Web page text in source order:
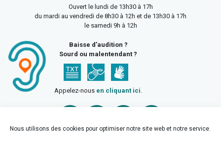
Nous utilisons des cookies pour optimiser notre site web et notre service.
Ouvert le lundi de 13h30 à 17h
du mardi au vendredi de 8h30 à 12h et de 13h30 à 17h
le samedi 9h à 12h
Baisse d’audition ?
Sourd ou malentendant ?
Appelez-nous en cliquant ici.